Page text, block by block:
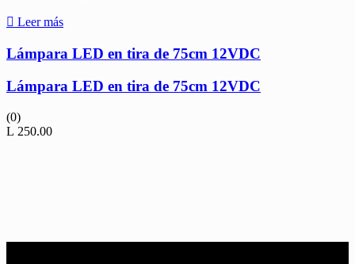
Leer más
Lámpara LED en tira de 75cm 12VDC
Lámpara LED en tira de 75cm 12VDC
(0)
L 250.00